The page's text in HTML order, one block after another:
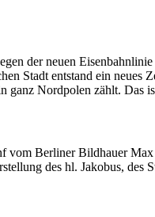
der neuen
Stadt entstand ein
ganz Nordpolen zählt.
vom Berliner Bildhauer
des hl. Jakobus,